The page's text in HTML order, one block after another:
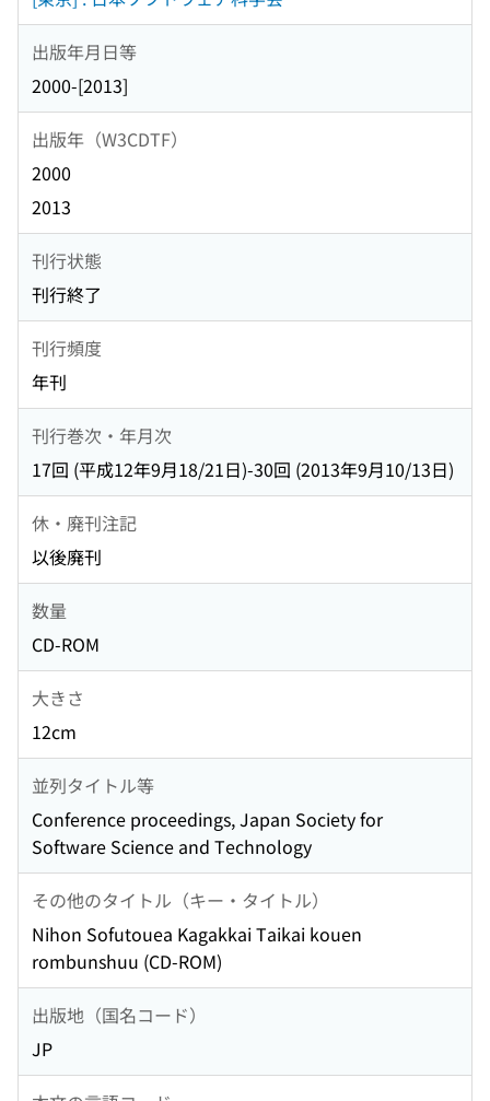
出版年月日等
2000-[2013]
出版年（W3CDTF）
2000
2013
刊行状態
刊行終了
刊行頻度
年刊
刊行巻次・年月次
17回 (平成12年9月18/21日)-30回 (2013年9月10/13日)
休・廃刊注記
以後廃刊
数量
CD-ROM
大きさ
12cm
並列タイトル等
Conference proceedings, Japan Society for
Software Science and Technology
その他のタイトル（キー・タイトル）
Nihon Sofutouea Kagakkai Taikai kouen
rombunshuu (CD-ROM)
出版地（国名コード）
JP